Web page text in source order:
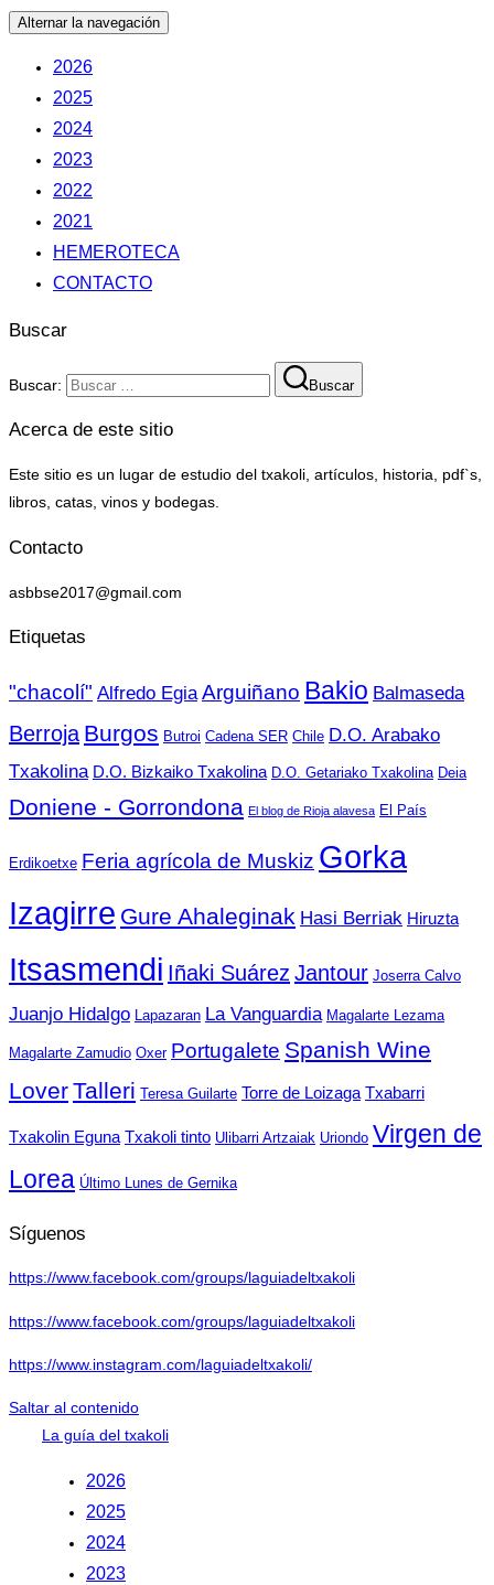
Alternar la navegación
2026
2025
2024
2023
2022
2021
HEMEROTECA
CONTACTO
Buscar
Buscar: Buscar
Acerca de este sitio
Este sitio es un lugar de estudio del txakoli, artículos, historia, pdf`s,
libros, catas, vinos y bodegas.
Contacto
asbbse2017@gmail.com
Etiquetas
"chacolí" Alfredo Egia Arguiñano Bakio Balmaseda
Berroja Burgos Butroi Cadena SER Chile D.O. Arabako
Txakolina D.O. Bizkaiko Txakolina D.O. Getariako Txakolina Deia
Doniene - Gorrondona El blog de Rioja alavesa El País
Erdikoetxe Feria agrícola de Muskiz Gorka
Izagirre Gure Ahaleginak Hasi Berriak Hiruzta
Itsasmendi Iñaki Suárez Jantour Joserra Calvo
Juanjo Hidalgo Lapazaran La Vanguardia Magalarte Lezama
Magalarte Zamudio Oxer Portugalete Spanish Wine
LoverTalleri Teresa Guilarte Torre de Loizaga Txabarri
Txakolin Eguna Txakoli tinto Ulibarri Artzaiak Uriondo Virgen de
Lorea Último Lunes de Gernika
Síguenos
https://www.facebook.com/groups/laguiadeltxakoli
https://www.facebook.com/groups/laguiadeltxakoli
https://www.instagram.com/laguiadeltxakoli/
Saltar al contenido
La guía del txakoli
2026
2025
2024
2023